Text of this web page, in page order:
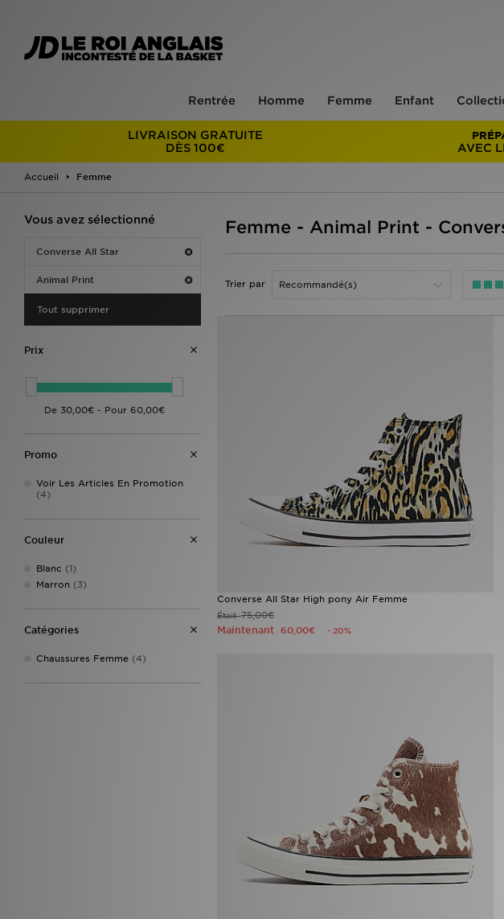
Rentrée Homme Femme Enfant
LIVRAISON GRATUITE
DÈS 100€
AVEC
Accueil Femme
Vous avez sélectionné
Converse All Star
Animal Print
Tout supprimer
Prix
Promo
Voir Les Articles En Promotion
(4)
Couleur
Blanc (1)
Marron (3)
Catégories
Chaussures Femme (4)
Femme - Animal Print -
Trier par
Converse All Star High pony Air Femme
Était75,00€
Maintenant 60,00€ - 20%